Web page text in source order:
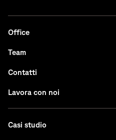
Office
Team
Contatti
Lavora con noi
Casi studio